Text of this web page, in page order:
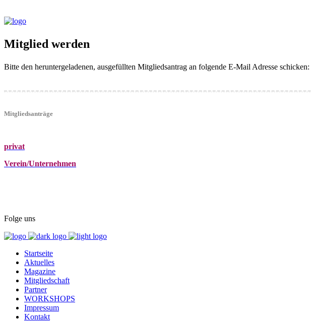
Mitglied werden
Bitte den heruntergeladenen, ausgefüllten Mitgliedsantrag an folgende E-Mail Adresse schicken:
Mitgliedsanträge
privat
Verein/Unternehmen
Folge uns
Startseite
Aktuelles
Magazine
Mitgliedschaft
Partner
WORKSHOPS
Impressum
Kontakt